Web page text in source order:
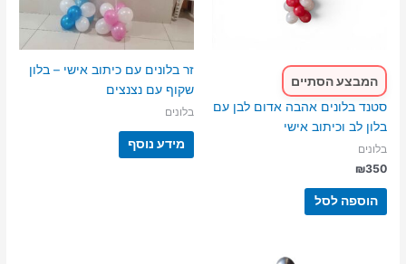
המבצע הסתיים
סטנד בלונים אהבה אדום לבן עם
בלון לב וכיתוב אישי
בלונים
₪350
הוספה לסל
זר בלונים עם כיתוב אישי – בלון
שקוף עם נצנצים
בלונים
מידע נוסף